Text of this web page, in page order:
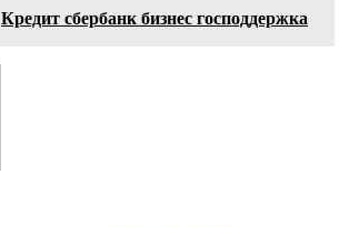
Кредит сбербанк бизнес господдержка